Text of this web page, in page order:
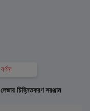
বর্ণনা
লেজার চিহ্নিতকরণ সরঞ্জাম